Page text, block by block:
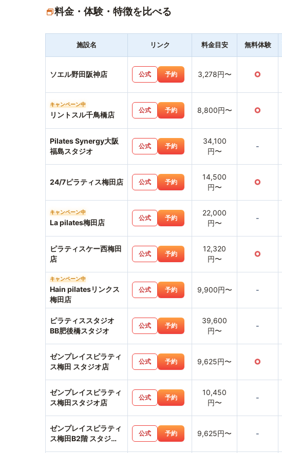
料金・体験・特徴を比べる
施設名 リンク 料金目安 無料体験
ソエル野田阪神店 公式 予約 3,278円〜 ○
キャンペーン中
リントスル千鳥橋店
公式 予約 8,800円〜 ○
Pilates Synergy大阪
福島スタジオ
公式 予約
34,100
円〜
-
24/7ピラティス梅田店 公式 予約
14,500
円〜
○
キャンペーン中
La pilates梅田店
公式 予約
22,000
円〜
-
ピラティスケー西梅田
店
公式 予約
12,320
円〜
○
キャンペーン中
Hain pilatesリンクス
梅田店
公式 予約 9,900円〜 -
ピラティススタジオ
BB肥後橋スタジオ
公式 予約
39,600
円〜
-
ゼンプレイスピラティ
ス梅田 スタジオ店
公式 予約 9,625円〜 ○
ゼンプレイスピラティ
ス梅田スタジオ店
公式 予約
10,450
円〜
-
ゼンプレイスピラティ
ス梅田B2階 スタジオ
公式 予約 9,625円〜 -